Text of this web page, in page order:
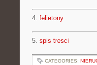
4. felietony
5. spis tresci
CATEGORIES: